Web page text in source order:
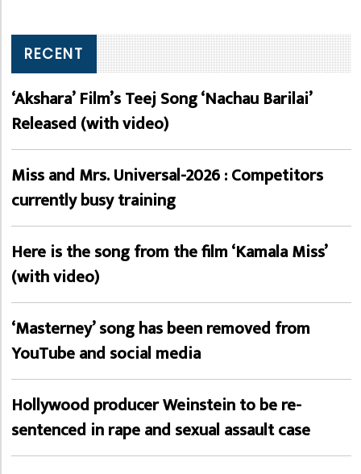
RECENT
‘Akshara’ Film’s Teej Song ‘Nachau Barilai’
Released (with video)
Miss and Mrs. Universal-2026 : Competitors
currently busy training
Here is the song from the film ‘Kamala Miss’
(with video)
‘Masterney’ song has been removed from
YouTube and social media
Hollywood producer Weinstein to be re-
sentenced in rape and sexual assault case